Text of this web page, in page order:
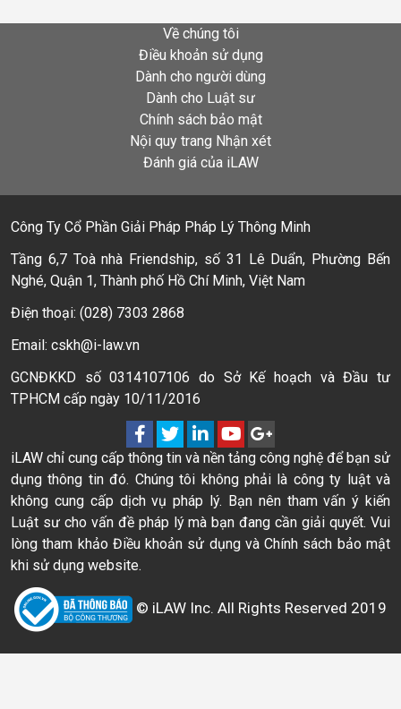
Về chúng tôi
Điều khoản sử dụng
Dành cho người dùng
Dành cho Luật sư
Chính sách bảo mật
Nội quy trang Nhận xét
Đánh giá của iLAW
Công Ty Cổ Phần Giải Pháp Pháp Lý Thông Minh
Tầng 6,7 Toà nhà Friendship, số 31 Lê Duẩn, Phường Bến
Nghé, Quận 1, Thành phố Hồ Chí Minh, Việt Nam
Điện thoại: (028) 7303 2868
Email: cskh@i-law.vn
GCNĐKKD số 0314107106 do Sở Kế hoạch và Đầu tư
TPHCM cấp ngày 10/11/2016
iLAW chỉ cung cấp thông tin và nền tảng công nghệ để bạn sử
dụng thông tin đó. Chúng tôi không phải là công ty luật và
không cung cấp dịch vụ pháp lý. Bạn nên tham vấn ý kiến
Luật sư cho vấn đề pháp lý mà bạn đang cần giải quyết. Vui
lòng tham khảo Điều khoản sử dụng và Chính sách bảo mật
khi sử dụng website.
© iLAW Inc. All Rights Reserved 2019